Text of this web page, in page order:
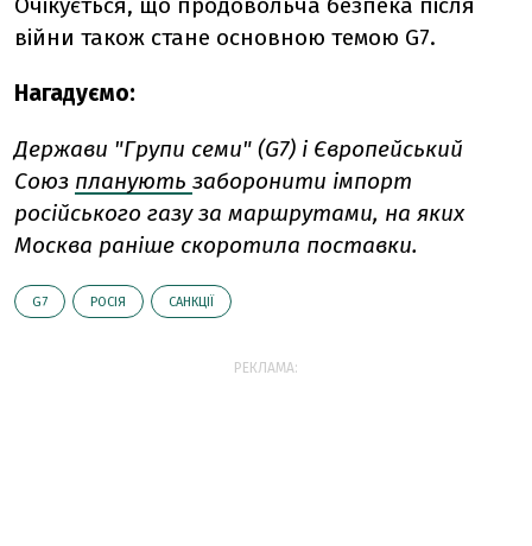
війни також стане основною темою G7.
Нагадуємо:
Держави "Групи семи" (G7) і Європейський
Союз планують заборонити імпорт
російського газу за маршрутами, на яких
Москва раніше скоротила поставки.
G7 РОСІЯ САНКЦІЇ
РЕКЛАМА: